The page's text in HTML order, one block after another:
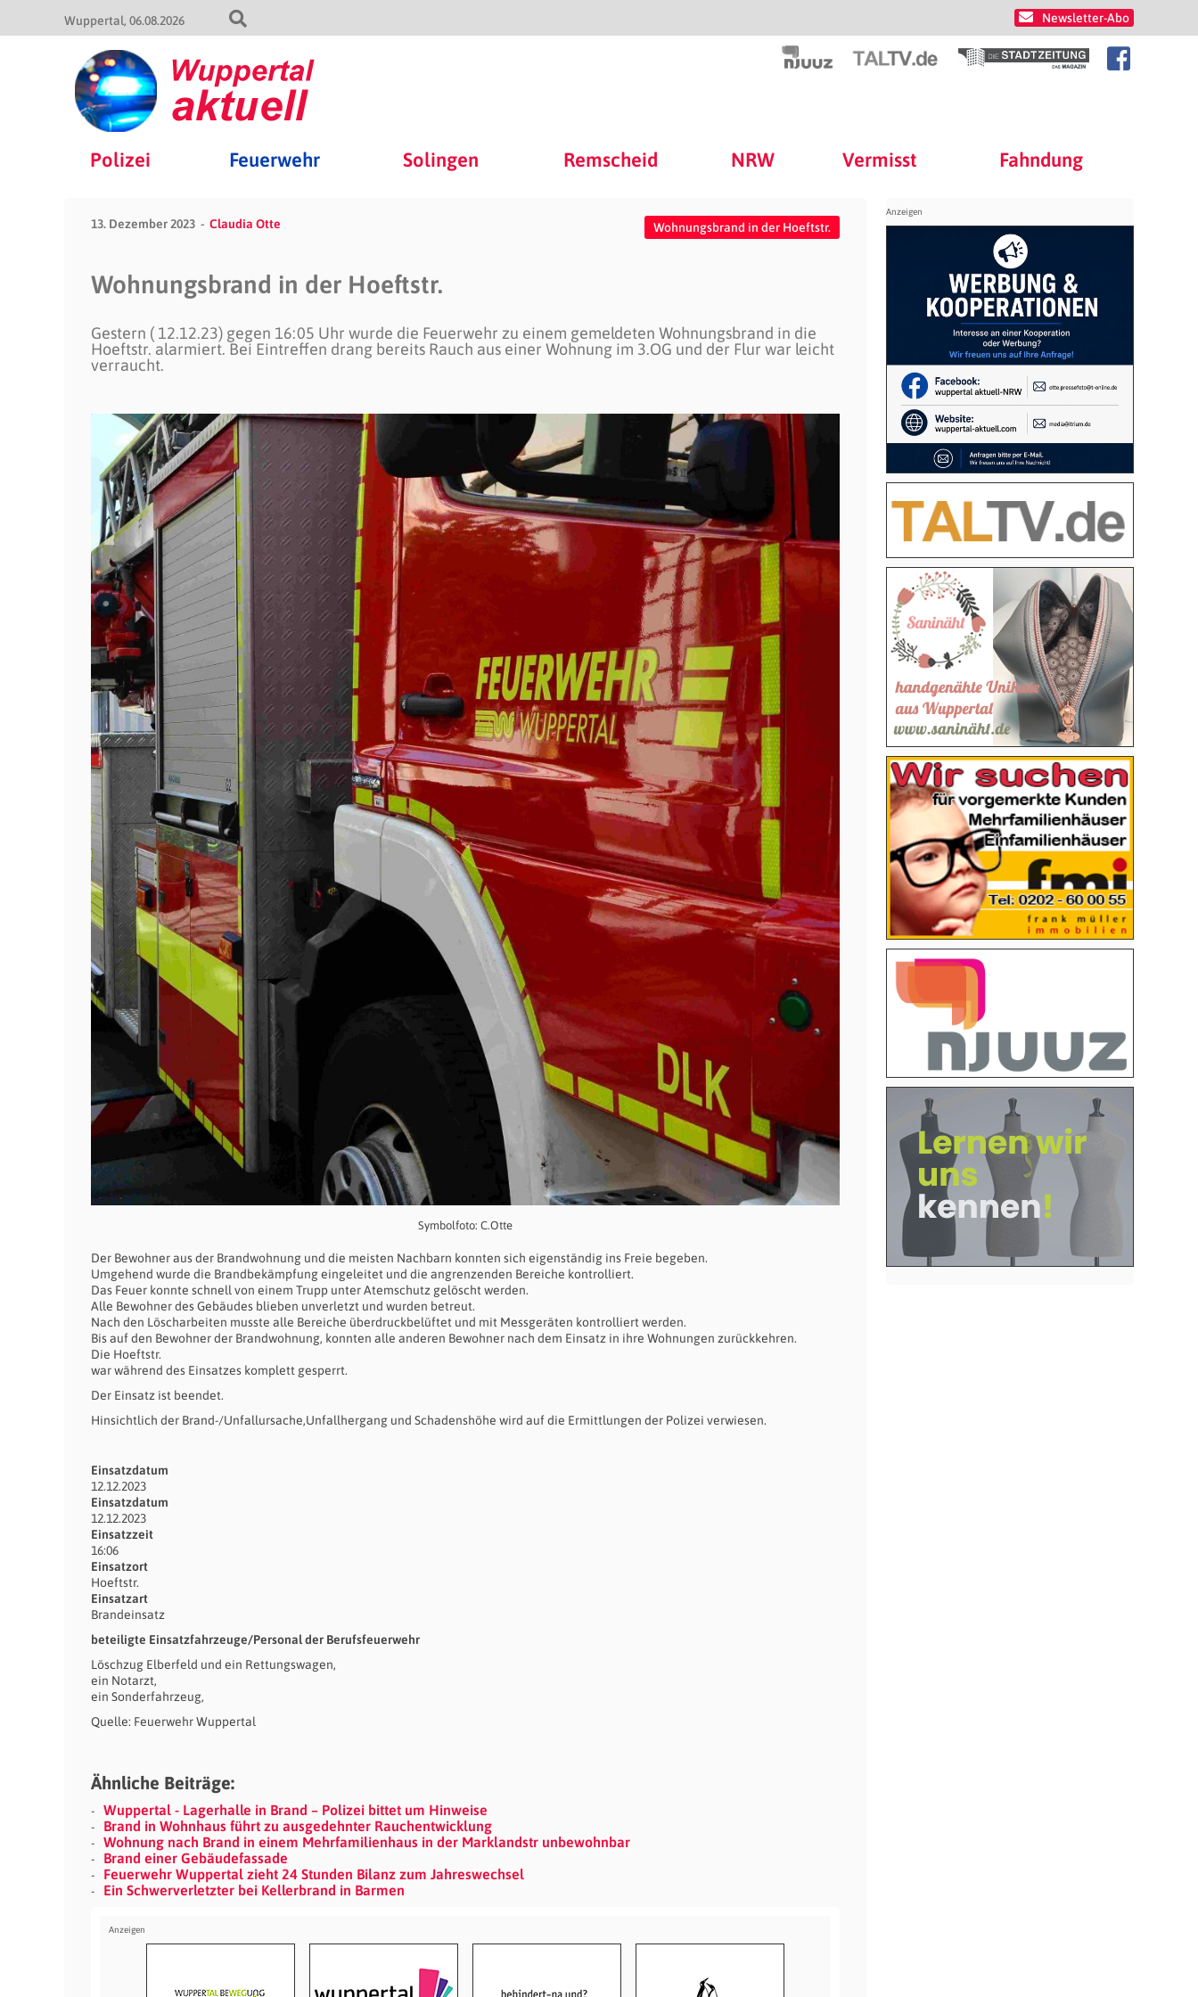
Wuppertal 06.08.2026 Newsletter-Abo
Polizei Feuerwehr Solingen Remscheid NRW Vermisst Fahndung
13. Dezember 2023 Claudia Otte Wohnungsbrand in der Hoeftstr.
Wohnungsbrand in der Hoeftstr.
Gestern ( 12.12.23) gegen 16:05 Uhr wurde die Feuerwehr zu einem gemeldeten Wohnungsbrand in die
Hoeftstr. alarmiert. Bei Eintreffen drang bereits Rauch aus einer Wohnung im 3.OG und der Flur war leicht
verraucht.
Symbolfoto: C.Otte
Der Bewohner aus der Brandwohnung und die meisten Nachbarn konnten sich eigenständig ins Freie begeben.
Umgehend wurde die Brandbekämpfung eingeleitet und die angrenzenden Bereiche kontrolliert.
Das Feuer konnte schnell von einem Trupp unter Atemschutz gelöscht werden.
Alle Bewohner des Gebäudes blieben unverletzt und wurden betreut.
Nach den Löscharbeiten musste alle Bereiche überdruckbelüftet und mit Messgeräten kontrolliert werden.
Bis auf den Bewohner der Brandwohnung, konnten alle anderen Bewohner nach dem Einsatz in ihre Wohnungen zurückkehren.
Die Hoeftstr.
war während des Einsatzes komplett gesperrt.
Der Einsatz ist beendet.
Hinsichtlich der Brand-/Unfallursache,Unfallhergang und Schadenshöhe wird auf die Ermittlungen der Polizei verwiesen.
Einsatzdatum
12.12.2023
Einsatzdatum
12.12.2023
Einsatzzeit
16:06
Einsatzort
Hoeftstr.
Einsatzart
Brandeinsatz
beteiligte Einsatzfahrzeuge/Personal der Berufsfeuerwehr
Löschzug Elberfeld und ein Rettungswagen,
ein Notarzt,
ein Sonderfahrzeug,
Quelle: Feuerwehr Wuppertal
Ähnliche Beiträge:
Wuppertal - Lagerhalle in Brand – Polizei bittet um Hinweise
Brand in Wohnhaus führt zu ausgedehnter Rauchentwicklung
Wohnung nach Brand in einem Mehrfamilienhaus in der Marklandstr unbewohnbar
Brand einer Gebäudefassade
Feuerwehr Wuppertal zieht 24 Stunden Bilanz zum Jahreswechsel
Ein Schwerverletzter bei Kellerbrand in Barmen